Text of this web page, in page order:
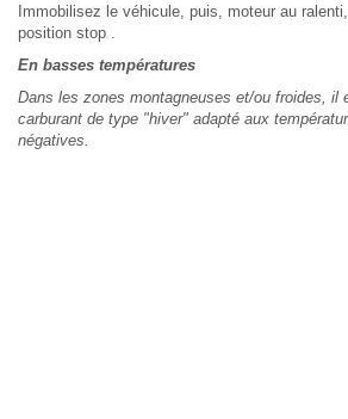
Immobilisez le véhicule, puis, moteur au
position stop .
En basses températures
Dans les zones montagneuses et/ou froides, il
carburant de type "hiver" adapté aux
négatives.